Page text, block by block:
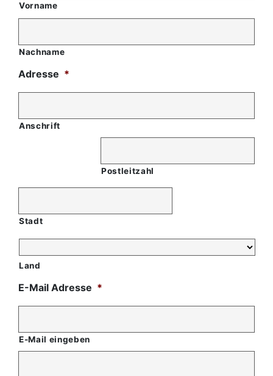
Vorname
Nachname
Adresse *
Anschrift
Postleitzahl
Stadt
Land
E-Mail Adresse *
E-Mail eingeben